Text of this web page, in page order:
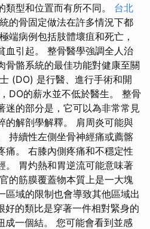
類型和位置而有所不同。 台北
的骨固定做法在許多情況下都
端病例包括肢體壞疽和死亡，
血引起。 整骨醫學強調全人治
骨骼系統的最佳功能對健康至關
(DO) 是行醫、進行手術和開
DO的薪水並不低於醫生。 整骨
迷的部分是，它可以為非常常見
的解剖學解釋。 肩周炎可能與
持續性左側坐骨神經痛或薦髂
痛。 右膝內側疼痛和不穩定性
。 胃灼熱和胃逆流可能意味著
的筋膜覆蓋物本質上是一大塊
區域的限制也會導致其他區域出
好的類比是穿著一件相對緊身的
成一個結。 您可能會看到並感